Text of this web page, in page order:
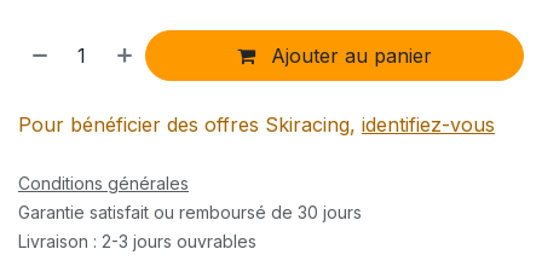
Ajouter au panier
Pour bénéficier des offres Skiracing, identifiez-vous
Conditions générales
Garantie satisfait ou remboursé de 30 jours
Livraison : 2-3 jours ouvrables